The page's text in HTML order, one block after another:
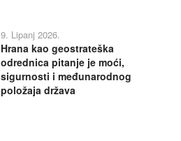
9. Lipanj 2026.
Hrana kao geostrateška
odrednica pitanje je moći,
sigurnosti i međunarodnog
položaja država